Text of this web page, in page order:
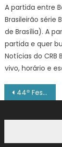
A partida entre
Brasileirão série
de Brasília). A
partida e quer
Notícias do
vivo, horário e
de
Post
44ª Festa Julina Beneficente de Sorocaba anuncia atrações de Stand Up Comedy e teatro com atriz Vera Fischer – Agência de Notícias